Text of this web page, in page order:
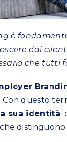
è
dai
che tutti
questo
sua identità: